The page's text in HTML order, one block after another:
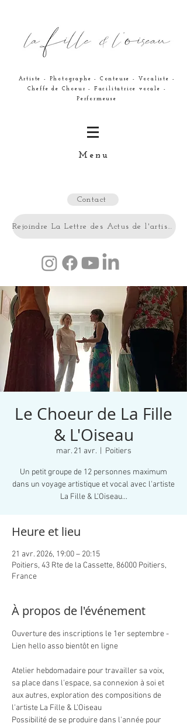
Artiste - Photographe - Conteuse - Vocaliste -
Cheffe de Choeur - Facilitatrice vocale -
Performeuse
Menu
Contact
Rejoindre La Lettre des Actus de l'artiste
Le Choeur de La Fille
& L'Oiseau
mar. 21 avr.
  |
Poitiers
Un petit groupe de 12 personnes maximum
dans un voyage artistique et vocal avec l'artiste
La Fille & L'Oiseau...
Heure et lieu
21 avr. 2026, 19:00 – 20:15
Poitiers, 43 Rte de la Cassette, 86000 Poitiers,
France
À propos de l'événement
Ouverture des inscriptions le 1er septembre -
Lien hello asso bientôt en ligne
Atelier hebdomadaire pour travailler sa voix,
sa place dans l'espace, sa connexion à soi et
aux autres, exploration des compositions de
l'artiste La Fille & L'Oiseau
Possibilité de se produire dans l'année pour